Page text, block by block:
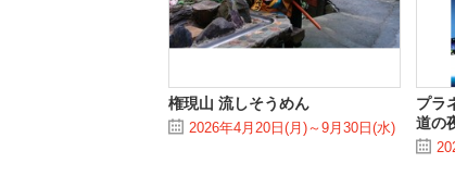
権現山 流しそうめん
2026年4月20日(月)～9月30日(水)
プラ
道の